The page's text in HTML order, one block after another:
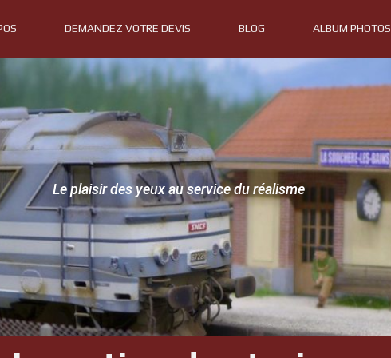
DEMANDEZ VOTRE DEVIS BLOG ALBUM PHOTOS
Le plaisir des yeux au service du réalisme